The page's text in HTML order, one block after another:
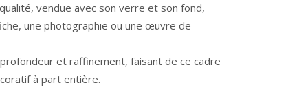
vendue avec son verre et son fond,
une photographie ou une œuvre de
et raffinement, faisant de ce cadre
à part entière.